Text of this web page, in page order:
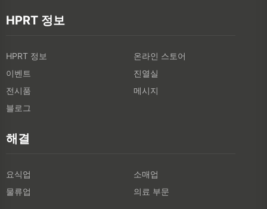
HPRT 정보
HPRT 정보
온라인 스토어
이벤트
진열실
전시품
메시지
블로그
해결
요식업
소매업
물류업
의료 부문